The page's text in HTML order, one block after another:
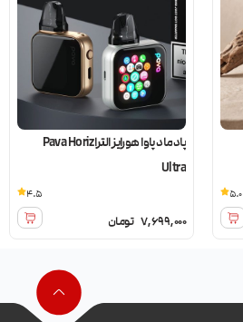
5.0
پادماد پاوا هورایز الترا Pava Horiz
Ultra
7,699,000 تومان
4.5